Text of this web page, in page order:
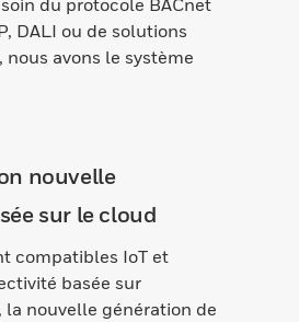
DALI ou de solutions
avons le système
nouvelle
sur le cloud
compatibles IoT et
basée sur
la nouvelle génération de